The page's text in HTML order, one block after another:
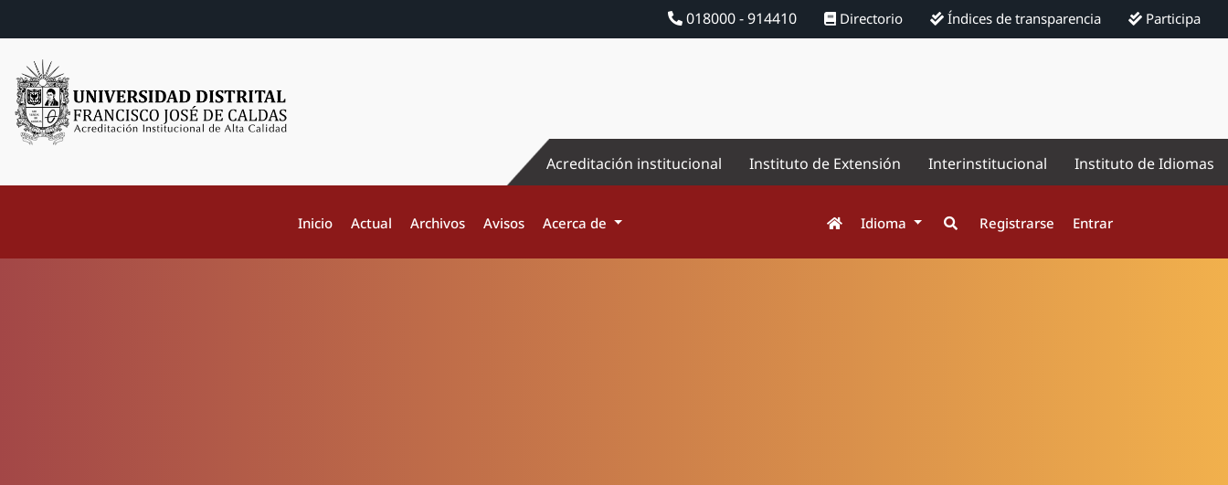
018000 - 914410 Directorio Índices de transparencia Participa
Acreditación institucional Instituto de Extensión Interinstitucional Instituto de Idiomas
Inicio Actual Archivos Avisos Acerca de Idioma Registrarse Entrar